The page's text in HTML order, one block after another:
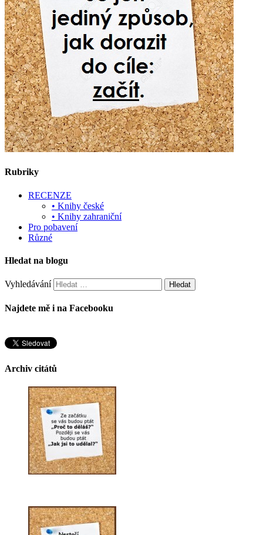
Rubriky
RECENZE
• Knihy české
• Knihy zahraniční
Pro pobavení
Různé
Hledat na blogu
Vyhledávání
Najdete mě i na Facebooku
Archiv citátů